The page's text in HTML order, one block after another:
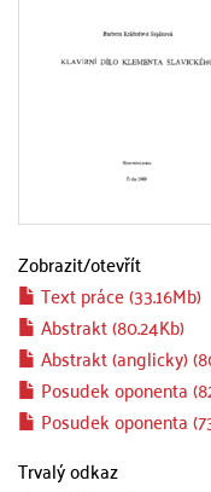
Zobrazit/otevřít
Text práce (33.16Mb)
Abstrakt (80.24Kb)
Abstrakt (anglicky)
Posudek oponenta
Posudek oponenta
Trvalý odkaz